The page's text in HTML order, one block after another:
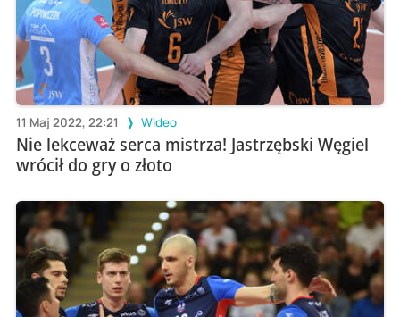
11 Maj 2022, 22:21 Wideo
Nie lekceważ serca mistrza! Jastrzębski Węgiel
wrócił do gry o złoto